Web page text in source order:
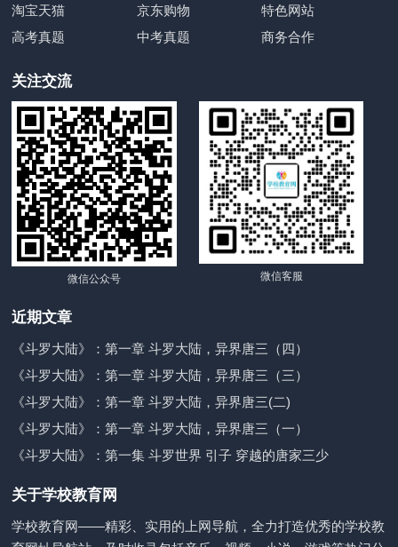
淘宝天猫
京东购物
特色网站
高考真题
中考真题 商务合作
关注交流
微信公众号 微信客服
近期文章
《斗罗大陆》：第一章 斗罗大陆，异界唐三（四）
《斗罗大陆》：第一章 斗罗大陆，异界唐三（三）
《斗罗大陆》：第一章 斗罗大陆，异界唐三(二)
《斗罗大陆》：第一章 斗罗大陆，异界唐三（一）
《斗罗大陆》：第一集 斗罗世界 引子 穿越的唐家三少
关于学校教育网
学校教育网——精彩、实用的上网导航，全力打造优秀的学校教